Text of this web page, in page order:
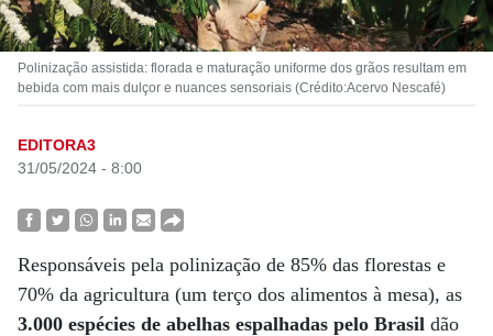
Polinização assistida: florada e maturação uniforme dos grãos resultam em
bebida com mais dulçor e nuances sensoriais (Crédito:Acervo Nescafé)
EDITORA3
31/05/2024 - 8:00
Responsáveis pela polinização de 85% das florestas e
70% da agricultura (um terço dos alimentos à mesa), as
3.000 espécies de abelhas espalhadas pelo Brasil dão